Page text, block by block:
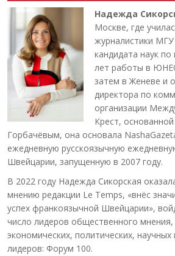
Надежда
Москве, где
журналистики
кандидата наук
лет работы в
затем в Женеве и
директора по
организации
Крест,
Горбачёвым, она основала
ежедневную русскоязычную
Швейцарии, запущенную в 2007 году.
В 2022 году Надежда Сикорская
мнению редакции Le Temps, «внёс
успех франкоязычной Швейцарии»,
число лидеров общественного
экономических, политических, научных
лидеров: Форум 100.